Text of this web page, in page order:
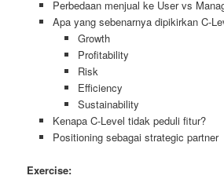
Perbedaan menjual ke User vs
Apa yang sebenarnya dipikirkan C-
Growth
Profitability
Risk
Efficiency
Sustainability
Kenapa C-Level tidak peduli fitur?
Positioning sebagai strategic partner
Exercise: